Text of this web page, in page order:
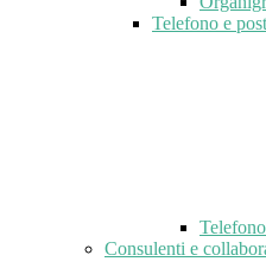
Telefono e
Consulenti e